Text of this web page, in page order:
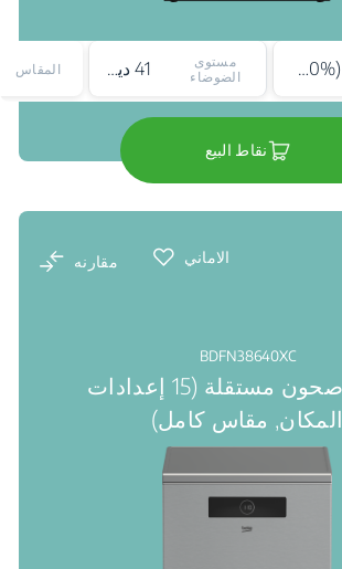
A+++ (-30%)
مستوى
الضوضاء
41 ديسيبل المقاس
نقاط البيع
الاماني مقارنه
BDFN38640XC
غسالة صحون مستقلة (15 إعدادات
المكان, مقاس كامل)